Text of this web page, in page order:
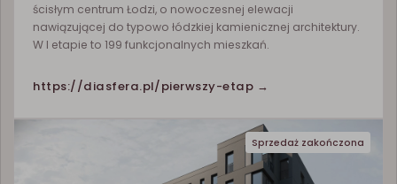
ścisłym centrum Łodzi, o nowoczesnej elewacji
nawiązującej do typowo łódzkiej kamienicznej architektury.
W I etapie to 199 funkcjonalnych mieszkań.
https://diasfera.pl/pierwszy-etap →
Sprzedaż zakończona